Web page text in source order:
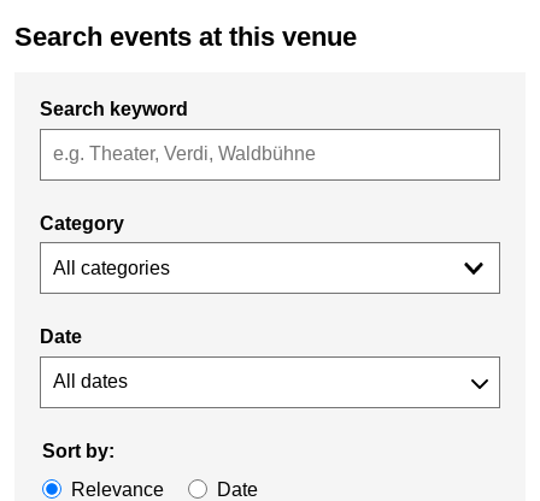
Search events at this venue
Search keyword
Category
All categories
Date
Sort by:
Relevance
Date